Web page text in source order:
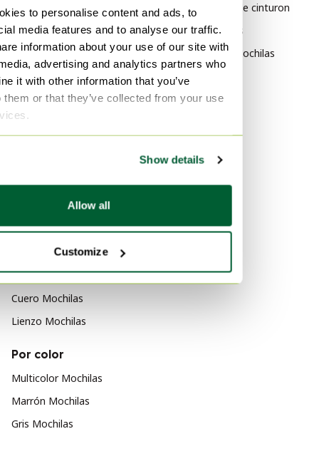
to personalise content and ads, to
media features and to analyse our traffic.
information about your use of our site with
advertising and analytics partners who
it with other information that you’ve
them or that they’ve collected from your use
Show details
Allow all
Customize
Louis Vuitton Bolsos de
mano
Louis Vuitton Otros bolsos
Louis Vuitton Bolsos
Louis Vuitton Clutches
Louis Vuitton Bolsos cubo
Louis Vuitton Bolsos de viaje
Louis Vuitton Bolsos de
Chanel Bolsos de cinturon
Chanel Mochilas
Saint Laurent Mochilas
Por material
Nailon Mochilas
Cuero Mochilas
Lienzo Mochilas
Por color
Multicolor Mochilas
Marrón Mochilas
Gris Mochilas